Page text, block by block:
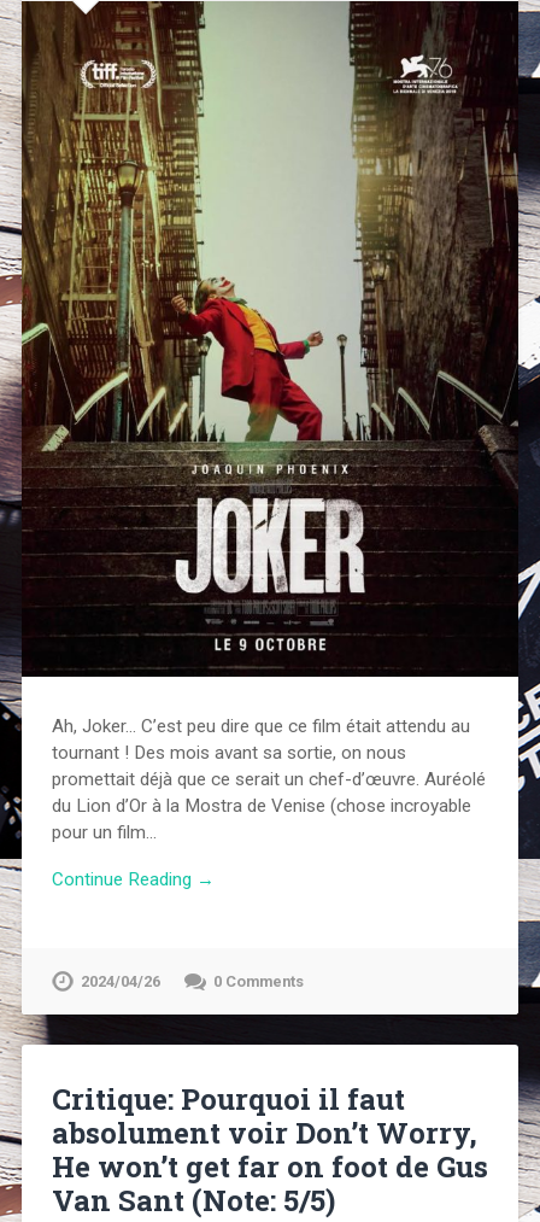
Ah, Joker… C’est peu dire que ce film était attendu au
tournant ! Des mois avant sa sortie, on nous
promettait déjà que ce serait un chef-d’œuvre. Auréolé
du Lion d’Or à la Mostra de Venise (chose incroyable
pour un film…
Continue Reading →
2024/04/26 0 Comments
Critique: Pourquoi il faut
absolument voir Don’t Worry,
He won’t get far on foot de Gus
Van Sant (Note: 5/5)